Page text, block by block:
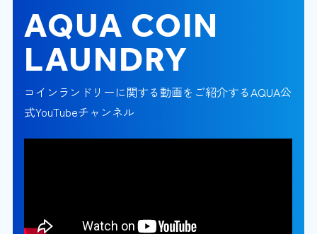
AQUA COIN
LAUNDRY
コインランドリーに関する動画をご紹介するAQUA公
式YouTubeチャンネル